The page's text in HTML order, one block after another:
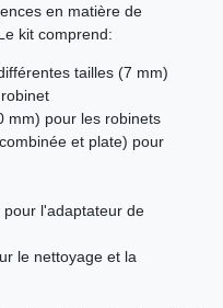
en matière de
kit comprend:
tailles (7 mm)
mm) pour les robinets
et plate) pour
l'adaptateur de
le nettoyage et la